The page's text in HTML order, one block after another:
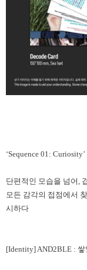
‘Sequence 01: Curiosity’
단편적인 모습을 넘어
모든 감각의 접점에서
시하다
[Identity] AND2BLE : 쌓